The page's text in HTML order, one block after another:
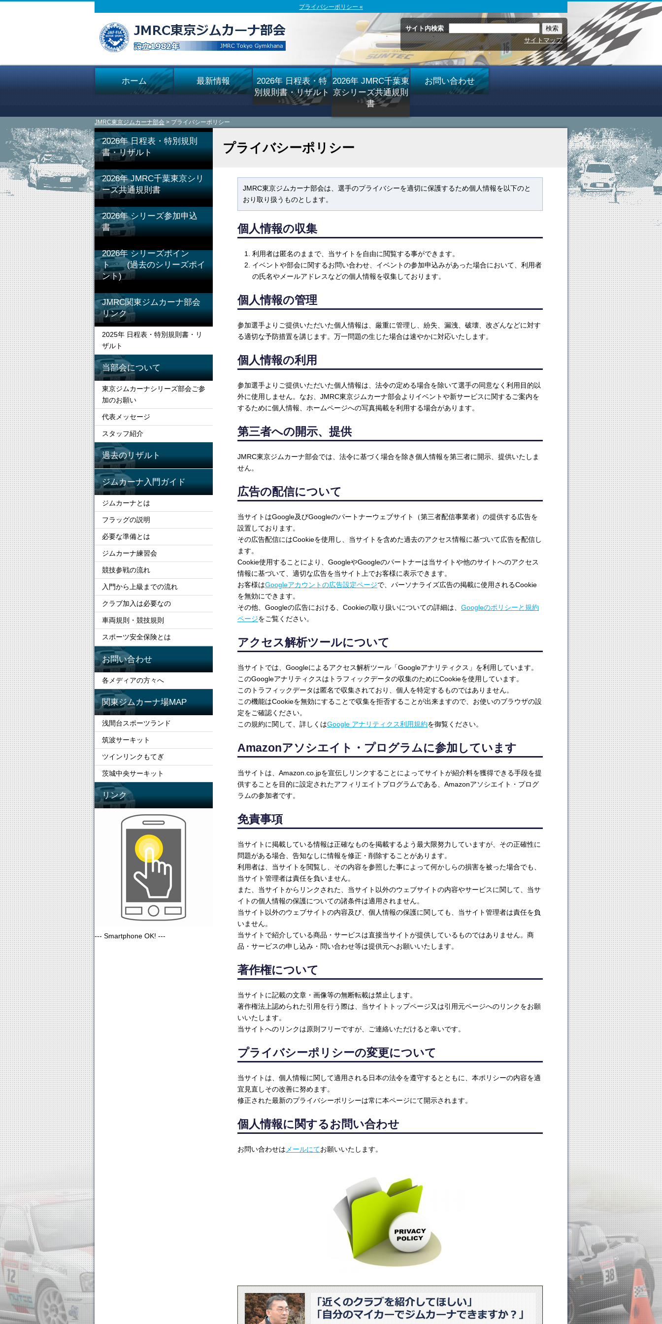
プライバシーポリシー «
サイト内検索
サイトマップ
ホーム 最新情報
2026年 日程表・特
別規則書・リザルト
2026年 JMRC千葉東
京シリーズ共通規則
書
お問い合わせ
JMRC東京ジムカーナ部会 > プライバシーポリシー
プライバシーポリシー
JMRC東京ジムカーナ部会は、選手のプライバシーを適切に保護するため個人情報を以下のと
おり取り扱うものとします。
個人情報の収集
利用者は匿名のままで、当サイトを自由に閲覧する事ができます。
イベントや部会に関するお問い合わせ、イベントの参加申込みがあった場合において、利用者
の氏名やメールアドレスなどの個人情報を収集しております。
個人情報の管理
参加選手よりご提供いただいた個人情報は、厳重に管理し、紛失、漏洩、破壊、改ざんなどに対す
る適切な予防措置を講じます。万一問題の生じた場合は速やかに対応いたします。
個人情報の利用
参加選手よりご提供いただいた個人情報は、法令の定める場合を除いて選手の同意なく利用目的以
外に使用しません。なお、JMRC東京ジムカーナ部会よりイベントや新サービスに関するご案内を
するために個人情報、ホームページへの写真掲載を利用する場合があります。
第三者への開示、提供
JMRC東京ジムカーナ部会では、法令に基づく場合を除き個人情報を第三者に開示、提供いたしま
せん。
広告の配信について
当サイトはGoogle及びGoogleのパートナーウェブサイト（第三者配信事業者）の提供する広告を
設置しております。
その広告配信にはCookieを使用し、当サイトを含めた過去のアクセス情報に基づいて広告を配信し
ます。
Cookie使用することにより、GoogleやGoogleのパートナーは当サイトや他のサイトへのアクセス
情報に基づいて、適切な広告を当サイト上でお客様に表示できます。
お客様はGoogleアカウントの広告設定ページで、パーソナライズ広告の掲載に使用されるCookie
を無効にできます。
その他、Googleの広告における、Cookieの取り扱いについての詳細は、 Googleのポリシーと規約
ページをご覧ください。
アクセス解析ツールについて
当サイトでは、Googleによるアクセス解析ツール「Googleアナリティクス」を利用しています。
このGoogleアナリティクスはトラフィックデータの収集のためにCookieを使用しています。
このトラフィックデータは匿名で収集されており、個人を特定するものではありません。
この機能はCookieを無効にすることで収集を拒否することが出来ますので、お使いのブラウザの設
定をご確認ください。
この規約に関して、詳しくはGoogle アナリティクス利用規約を御覧ください。
Amazonアソシエイト・プログラムに参加しています
当サイトは、Amazon.co.jpを宣伝しリンクすることによってサイトが紹介料を獲得できる手段を提
供することを目的に設定されたアフィリエイトプログラムである、Amazonアソシエイト・プログ
ラムの参加者です。
免責事項
当サイトに掲載している情報は正確なものを掲載するよう最大限努力していますが、その正確性に
問題がある場合、告知なしに情報を修正・削除することがあります。
利用者は、当サイトを閲覧し、その内容を参照した事によって何かしらの損害を被った場合でも、
当サイト管理者は責任を負いません。
また、当サイトからリンクされた、当サイト以外のウェブサイトの内容やサービスに関して、当サ
イトの個人情報の保護についての諸条件は適用されません。
当サイト以外のウェブサイトの内容及び、個人情報の保護に関しても、当サイト管理者は責任を負
いません。
当サイトで紹介している商品・サービスは直接当サイトが提供しているものではありません。商
品・サービスの申し込み・問い合わせ等は提供元へお願いいたします。
著作権について
当サイトに記載の文章・画像等の無断転載は禁止します。
著作権法上認められた引用を行う際は、当サイトトップページ又は引用元ページへのリンクをお願
いいたします。
当サイトへのリンクは原則フリーですが、ご連絡いただけると幸いです。
プライバシーポリシーの変更について
当サイトは、個人情報に関して適用される日本の法令を遵守するとともに、本ポリシーの内容を適
宜見直しその改善に努めます。
修正された最新のプライバシーポリシーは常に本ページにて開示されます。
個人情報に関するお問い合わせ
お問い合わせは メールにてお願いいたします。
2026年 日程表・特別規則
書・リザルト
2026年 JMRC千葉東京シリ
ーズ共通規則書
2026年 シリーズ参加申込
書
2026年 シリーズポイン
ト (過去のシリーズポイ
ント)
JMRC関東ジムカーナ部会
リンク
2025年 日程表・特別規則書・リ
ザルト
当部会について
東京ジムカーナシリーズ部会ご参
加のお願い
代表メッセージ
スタッフ紹介
過去のリザルト
ジムカーナ入門ガイド
ジムカーナとは
フラッグの説明
必要な準備とは
ジムカーナ練習会
競技参戦の流れ
入門から上級までの流れ
クラブ加入は必要なの
車両規則・競技規則
スポーツ安全保険とは
お問い合わせ
各メディアの方々へ
関東ジムカーナ場MAP
浅間台スポーツランド
筑波サーキット
ツインリンクもてぎ
茨城中央サーキット
リンク
--- Smartphone OK! ---